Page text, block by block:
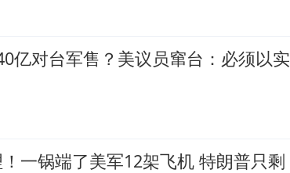
亿对台军售？美议员窜台：必须以实
一锅端了美军12架飞机 特朗普只剩